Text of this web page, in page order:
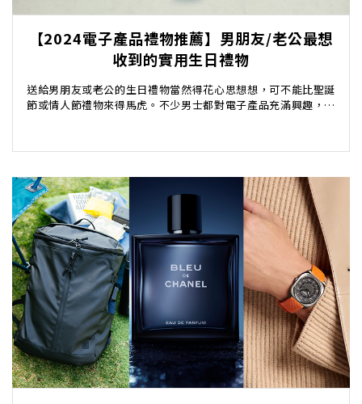
【2024電子產品禮物推薦】男朋友/老公最想
收到的實用生日禮物
送給男朋友或老公的生日禮物當然得花心思想想，可不能比聖誕
節或情人節禮物來得馬虎。不少男士都對電子產品充滿興趣，想